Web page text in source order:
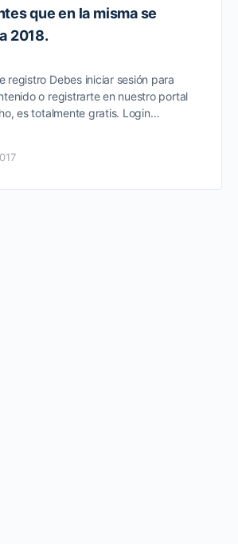
que en la misma se
2018.
registro Debes iniciar sesión para
o registrarte en nuestro portal
es totalmente gratis. Login…